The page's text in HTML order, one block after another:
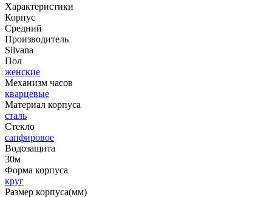
Характеристики
Корпус
Средний
Производитель
Silvana
Пол
женские
Механизм часов
кварцевые
Материал корпуса
сталь
Стекло
сапфировое
Водозащита
30м
Форма корпуса
круг
Размер корпуса(мм)